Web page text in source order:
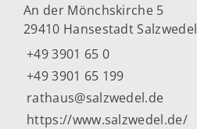
An der Mönchskirche 5
29410 Hansestadt Salzwedel
+49 3901 65 0
+49 3901 65 199
rathaus@salzwedel.de
https://www.salzwedel.de/